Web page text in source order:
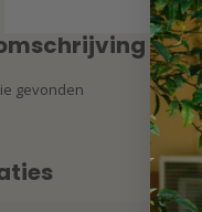
gevonden